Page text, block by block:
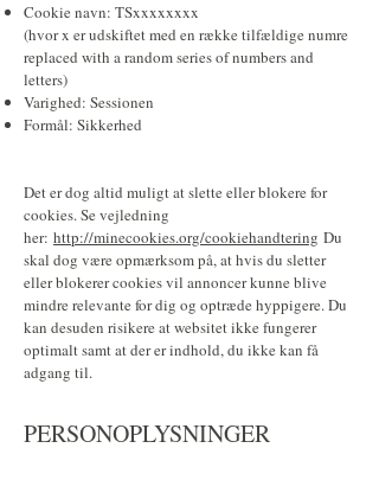
Cookie navn: TSxxxxxxxx
(hvor x er udskiftet med en række tilfældige numre
replaced with a random series of numbers and
letters)
Varighed: Sessionen
Formål: Sikkerhed
Det er dog altid muligt at slette eller blokere for
cookies. Se vejledning
her: http://minecookies.org/cookiehandtering Du
skal dog være opmærksom på, at hvis du sletter
eller blokerer cookies vil annoncer kunne blive
mindre relevante for dig og optræde hyppigere. Du
kan desuden risikere at websitet ikke fungerer
optimalt samt at der er indhold, du ikke kan få
adgang til.
PERSONOPLYSNINGER